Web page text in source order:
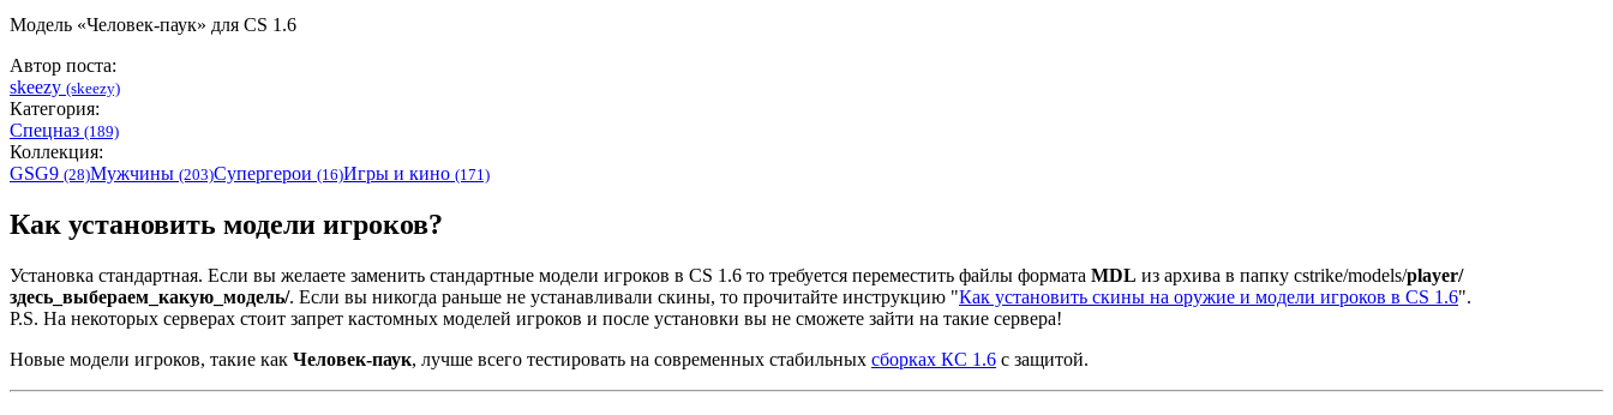
Модель «Человек-паук» для CS 1.6
Автор поста:
skeezy (skeezy)
Категория:
Спецназ (189)
Коллекция:
GSG9 (28)Мужчины (203)Супергерои (16)Игры и кино (171)
Как установить модели игроков?
Установка стандартная. Если вы желаете заменить стандартные модели игроков в CS 1.6 то требуется переместить файлы формата MDL из архива в папку cstrike/models/player/
здесь_выбераем_какую_модель/. Если вы никогда раньше не устанавливали скины, то прочитайте инструкцию "Как установить скины на оружие и модели игроков в CS 1.6".
P.S. На некоторых серверах стоит запрет кастомных моделей игроков и после установки вы не сможете зайти на такие сервера!
Новые модели игроков, такие как Человек-паук, лучше всего тестировать на современных стабильных сборках КС 1.6 с защитой.